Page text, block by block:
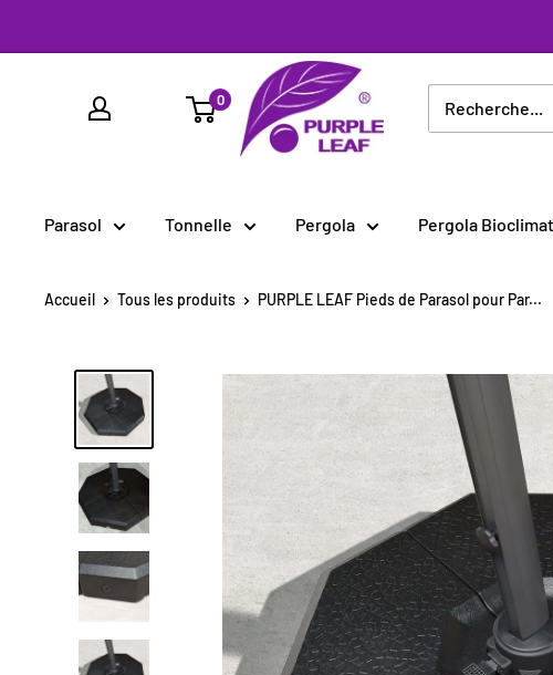
au
0
PURPLE
LEAF
France
Parasol Tonnelle Pergola Pergola
Accueil Tous les produits PURPLE LEAF Pieds de Parasol pour Par...